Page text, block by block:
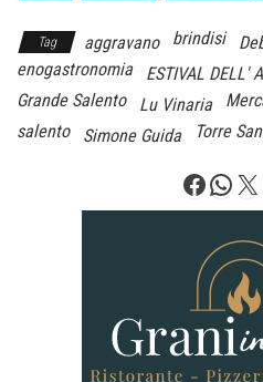
Tag aggravano brindisi
enogastronomia
ESTIVAL DELL'
Grande Salento
Lu Vinaria
salento
Simone Guida Torre
X